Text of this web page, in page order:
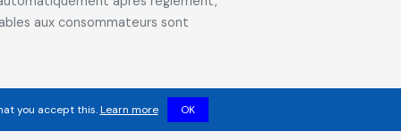
aux consommateurs sont
you accept this.Learn more OK